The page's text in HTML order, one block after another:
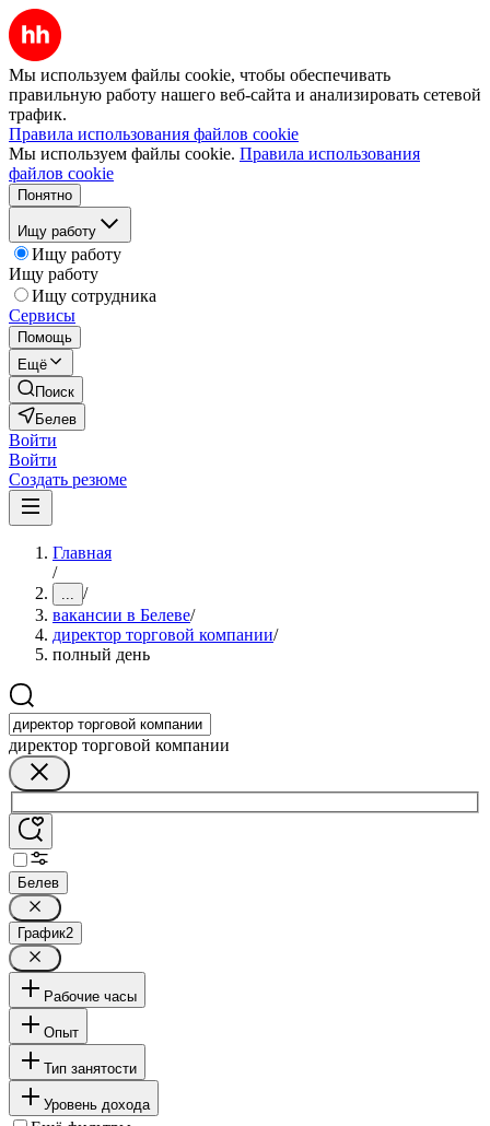
Мы используем файлы cookie, чтобы обеспечивать
правильную работу нашего веб-сайта и анализировать сетевой
трафик.
Правила использования файлов cookie
Мы используем файлы cookie. Правила использования
файлов cookie
Понятно
Ищу работу
Ищу работу
Ищу работу
Ищу сотрудника
Сервисы
Помощь
Ещё
Поиск
Белев
Войти
Войти
Создать резюме
Главная
/
... /
вакансии в Белеве/
директор торговой компании/
полный день
директор торговой компании
Белев
График2
Рабочие часы
Опыт
Тип занятости
Уровень дохода